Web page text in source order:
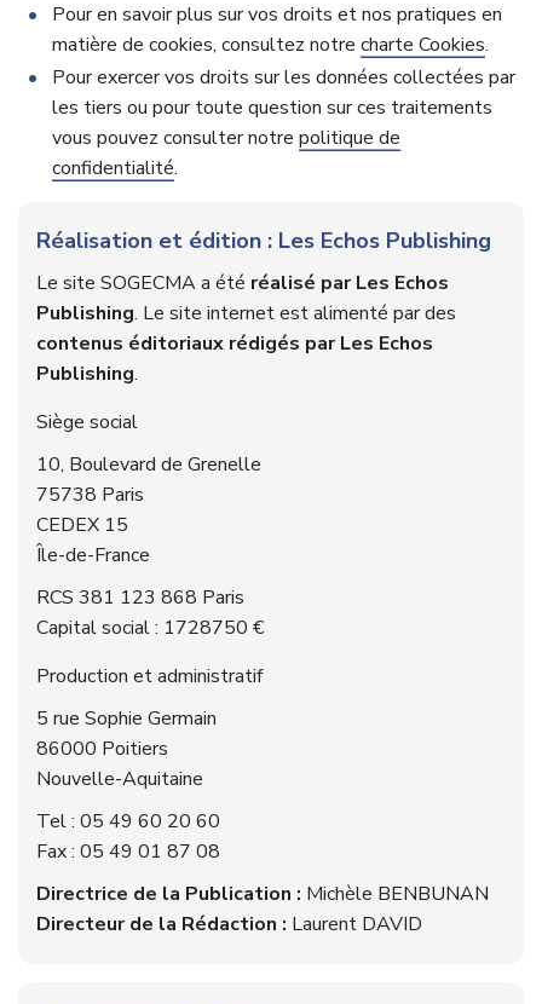
Pour en savoir plus sur vos droits et nos pratiques en
matière de cookies, consultez notre charte Cookies.
Pour exercer vos droits sur les données collectées par
les tiers ou pour toute question sur ces traitements
vous pouvez consulter notre politique de
confidentialité.
Réalisation et édition : Les Echos Publishing
Le site SOGECMA a été réalisé par Les Echos
Publishing. Le site internet est alimenté par des
contenus éditoriaux rédigés par Les Echos
Publishing.
Siège social
10, Boulevard de Grenelle
75738 Paris
CEDEX 15
Île-de-France
RCS 381 123 868 Paris
Capital social : 1728750 €
Production et administratif
5 rue Sophie Germain
86000 Poitiers
Nouvelle-Aquitaine
Tel : 05 49 60 20 60
Fax : 05 49 01 87 08
Directrice de la Publication : Michèle BENBUNAN
Directeur de la Rédaction : Laurent DAVID